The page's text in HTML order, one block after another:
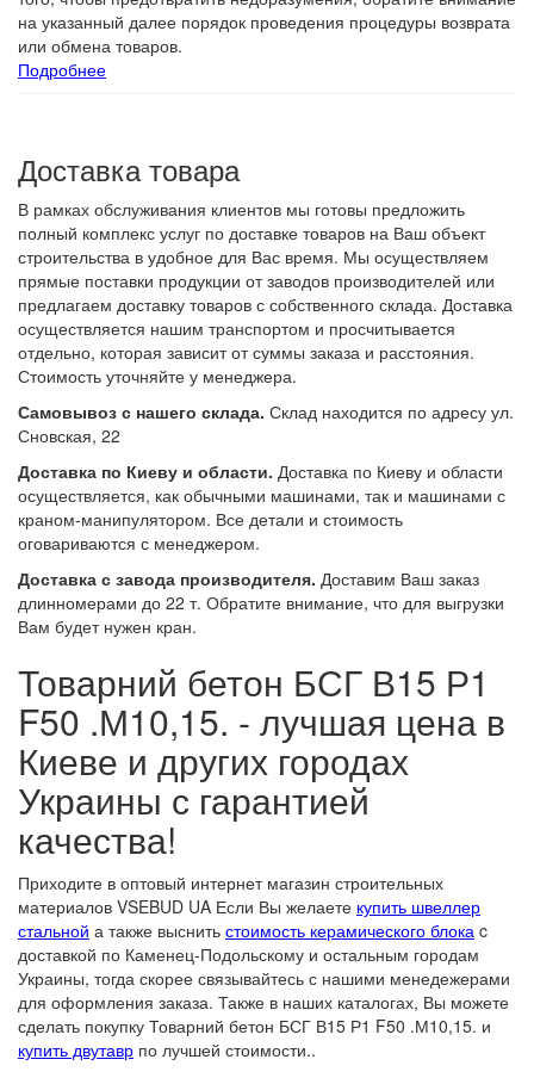
на указанный далее порядок проведения процедуры возврата
или обмена товаров.
Подробнее
Доставка товара
В рамках обслуживания клиентов мы готовы предложить
полный комплекс услуг по доставке товаров на Ваш объект
строительства в удобное для Вас время. Мы осуществляем
прямые поставки продукции от заводов производителей или
предлагаем доставку товаров с собственного склада. Доставка
осуществляется нашим транспортом и просчитывается
отдельно, которая зависит от суммы заказа и расстояния.
Стоимость уточняйте у менеджера.
Самовывоз с нашего склада. Склад находится по адресу ул.
Сновская, 22
Доставка по Киеву и области. Доставка по Киеву и области
осуществляется, как обычными машинами, так и машинами с
краном-манипулятором. Все детали и стоимость
оговариваются с менеджером.
Доставка с завода производителя. Доставим Ваш заказ
длинномерами до 22 т. Обратите внимание, что для выгрузки
Вам будет нужен кран.
Товарний бетон БСГ В15 Р1
F50 .М10,15. - лучшая цена в
Киеве и других городах
Украины с гарантией
качества!
Приходите в оптовый интернет магазин строительных
материалов VSEBUD UA Если Вы желаете купить швеллер
стальной а также выснить стоимость керамического блока c
доставкой по Каменец-Подольскому и остальным городам
Украины, тогда скорее связывайтесь с нашими менедежерами
для оформления заказа. Также в наших каталогах, Вы можете
сделать покупку Товарний бетон БСГ В15 Р1 F50 .М10,15. и
купить двутавр по лучшей стоимости..